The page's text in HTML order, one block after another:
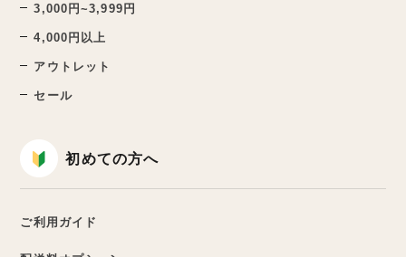
3,000円~3,999円
4,000円以上
アウトレット
セール
初めての方へ
ご利用ガイド